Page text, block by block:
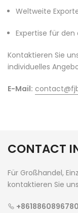
Weltweite
Expertise für
Kontaktieren Sie
individuelles
E-Mail:
CONTACT
Für Großhandel,
kontaktieren Sie